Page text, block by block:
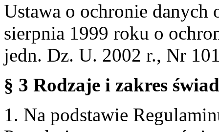
Ustawa o ochronie danych
sierpnia 1999 roku o
jedn. Dz. U. 2002 r., Nr
§ 3 Rodzaje i zakres
1. Na podstawie